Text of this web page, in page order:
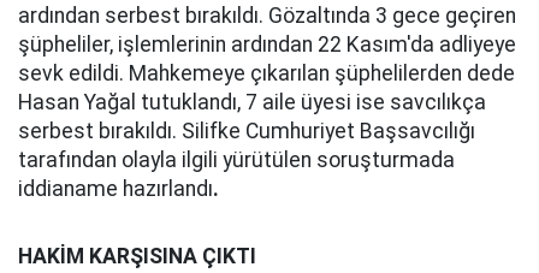
ardından serbest bırakıldı. Gözaltında 3 gece geçiren
şüpheliler, işlemlerinin ardından 22 Kasım'da adliyeye
sevk edildi. Mahkemeye çıkarılan şüphelilerden dede
Hasan Yağal tutuklandı, 7 aile üyesi ise savcılıkça
serbest bırakıldı. Silifke Cumhuriyet Başsavcılığı
tarafından olayla ilgili yürütülen soruşturmada
iddianame hazırlandı.
HAKİM KARŞISINA ÇIKTI